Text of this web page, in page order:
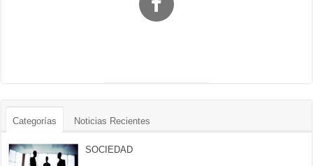
Categorías Noticias Recientes
SOCIEDAD